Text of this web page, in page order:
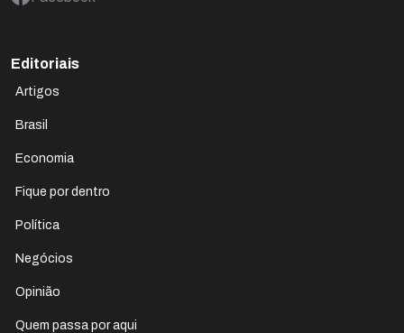
Editoriais
Artigos
Brasil
Economia
Fique por dentro
Política
Negócios
Opinião
Quem passa por aqui